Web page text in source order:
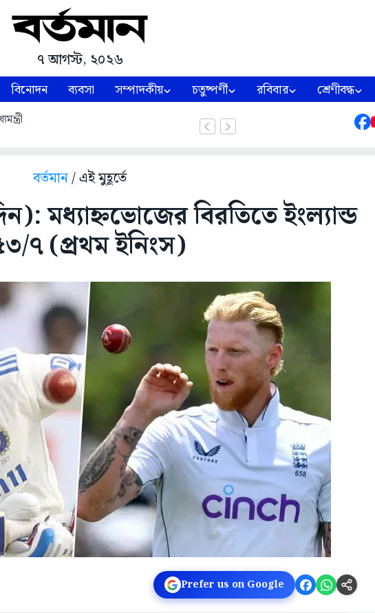
৭ আগস্ট, ২০২৬
বিনোদন ব্যবসা সম্পাদকীয় চতুষ্পর্ণী রবিবার শ্রেণীবদ্ধ
বর্তমান/ এই মুহূর্তে
মধ্যাহ্নভোজের বিরতিতে ইংল্যান্ড
৭ (প্রথম ইনিংস)
Prefer us on Google